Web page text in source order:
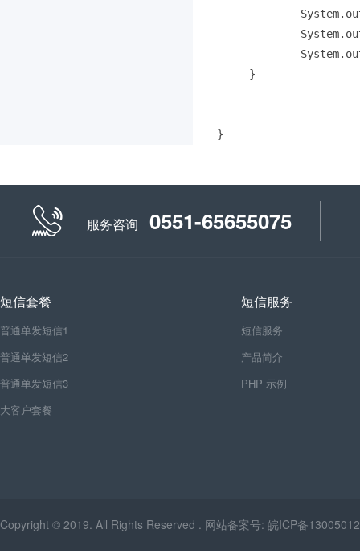
     }
服务咨询 0551-65655075
短信套餐
普通单发短信1
普通单发短信2
普通单发短信3
大客户套餐
短信服务
短信服务
产品简介
PHP 示例
Copyright © 2019. All Rights Reserved . 网站备案号: 皖ICP备